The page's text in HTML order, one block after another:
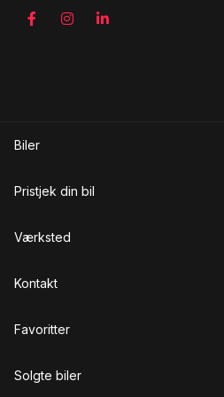
Sædevarme
Varme i rattet
Biler
Pristjek din bil
Værksted
Kontakt
Favoritter
Solgte biler